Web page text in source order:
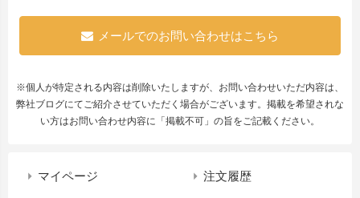
メールでのお問い合わせはこちら
※個人が特定される内容は削除いたしますが、お問い合わせいただ内容は、
弊社ブログにてご紹介させていただく場合がございます。掲載を希望されな
い方はお問い合わせ内容に「掲載不可」の旨をご記載ください。
マイページ 注文履歴